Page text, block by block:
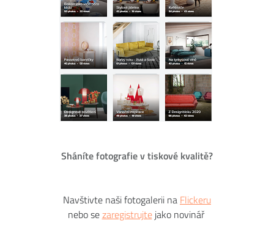
Sháníte fotografie v tiskové kvalitě?
Navštivte naši fotogalerii na Flickeru
nebo sezaregistrujtejako novinář